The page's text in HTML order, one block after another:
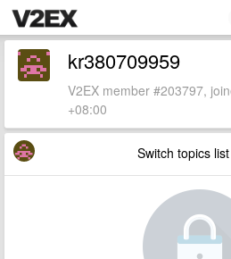
kr380709959
V2EX member #203797,
+08:00
Switch topics list